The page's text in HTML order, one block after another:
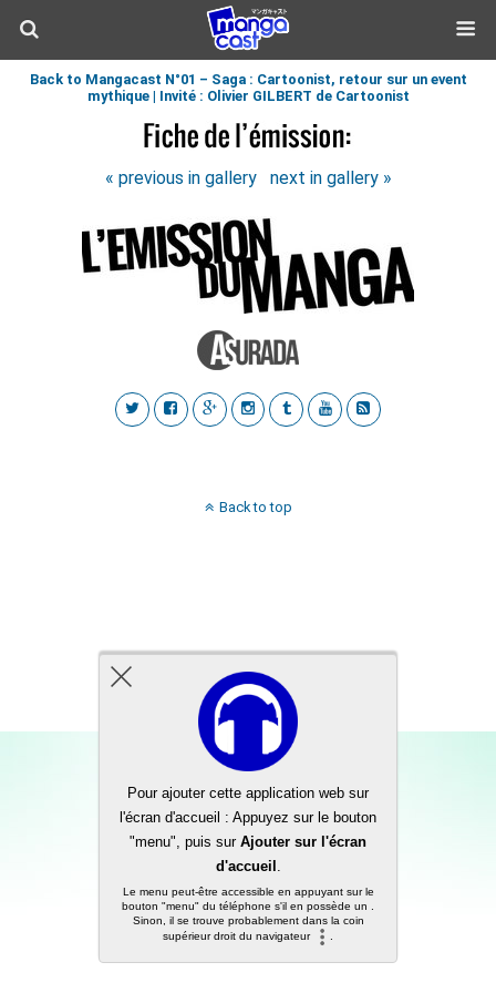
Back to Mangacast N°01 – Saga : Cartoonist, retour sur un event
mythique | Invité : Olivier GILBERT de Cartoonist
« previous in gallery next in gallery »
Back to top